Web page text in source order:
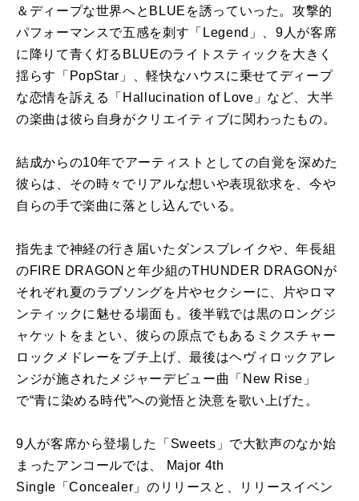
＆ディープな世界へとBLUEを誘っていった。攻撃的
パフォーマンスで五感を刺す「Legend」、9人が客席
に降りて青く灯るBLUEのライトスティックを大きく
揺らす「PopStar」、軽快なハウスに乗せてディープ
な恋情を訴える「Hallucination of Love」など、大半
の楽曲は彼ら自身がクリエイティブに関わったもの。
結成からの10年でアーティストとしての自覚を深めた
彼らは、その時々でリアルな想いや表現欲求を、今や
自らの手で楽曲に落とし込んでいる。
指先まで神経の行き届いたダンスブレイクや、年長組
のFIRE DRAGONと年少組のTHUNDER DRAGONが
それぞれ夏のラブソングを片やセクシーに、片やロマ
ンティックに魅せる場面も。後半戦では黒のロングジ
ャケットをまとい、彼らの原点でもあるミクスチャー
ロックメドレーをブチ上げ、最後はヘヴィロックアレ
ンジが施されたメジャーデビュー曲「New Rise」
で“青に染める時代”への覚悟と決意を歌い上げた。
9人が客席から登場した「Sweets」で大歓声のなか始
まったアンコールでは、 Major 4th
Single「Concealer」のリリースと、リリースイベン